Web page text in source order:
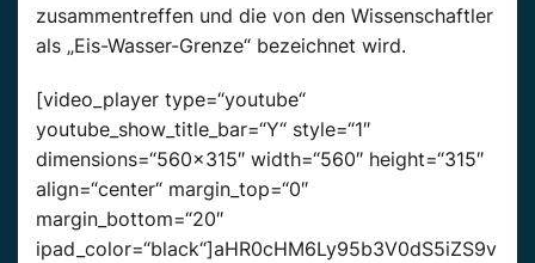
zusammentreffen und die von den Wissenschaftler
als „Eis-Wasser-Grenze“ bezeichnet wird.
[video_player type=“youtube“
youtube_show_title_bar=“Y“ style=“1″
dimensions=“560×315″ width=“560″ height=“315″
align=“center“ margin_top=“0″
margin_bottom=“20″
ipad_color=“black“]aHR0cHM6Ly95b3V0dS5iZS9v